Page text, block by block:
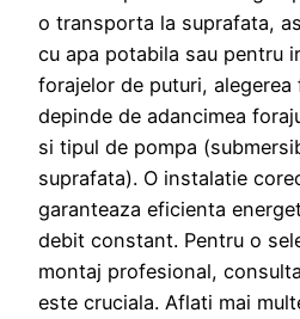
o transporta la suprafata,
cu apa potabila sau pentru
forajelor de puturi,
depinde de adancimea
si tipul de pompa
suprafata). O instalatie
garanteaza eficienta
debit constant. Pentru o
montaj profesional,
este cruciala. Aflati mai